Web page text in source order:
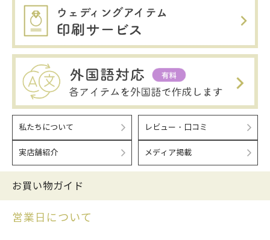
私たちについて レビュー・口コミ
実店舗紹介 メディア掲載
お買い物ガイド
営業日について